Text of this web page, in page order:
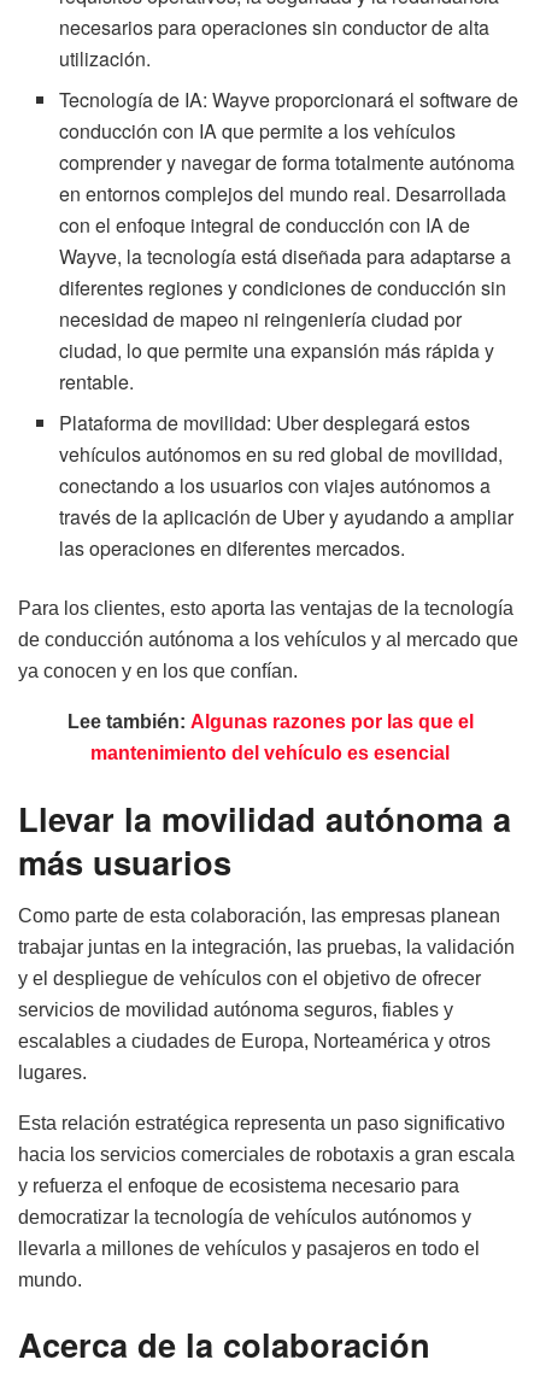
necesarios para operaciones sin conductor de alta
utilización.
Tecnología de IA: Wayve proporcionará el software de
conducción con IA que permite a los vehículos
comprender y navegar de forma totalmente autónoma
en entornos complejos del mundo real. Desarrollada
con el enfoque integral de conducción con IA de
Wayve, la tecnología está diseñada para adaptarse a
diferentes regiones y condiciones de conducción sin
necesidad de mapeo ni reingeniería ciudad por
ciudad, lo que permite una expansión más rápida y
rentable.
Plataforma de movilidad: Uber desplegará estos
vehículos autónomos en su red global de movilidad,
conectando a los usuarios con viajes autónomos a
través de la aplicación de Uber y ayudando a ampliar
las operaciones en diferentes mercados.
Para los clientes, esto aporta las ventajas de la tecnología
de conducción autónoma a los vehículos y al mercado que
ya conocen y en los que confían.
Lee también: Algunas razones por las que el
mantenimiento del vehículo es esencial
Llevar la movilidad autónoma a
más usuarios
Como parte de esta colaboración, las empresas planean
trabajar juntas en la integración, las pruebas, la validación
y el despliegue de vehículos con el objetivo de ofrecer
servicios de movilidad autónoma seguros, fiables y
escalables a ciudades de Europa, Norteamérica y otros
lugares.
Esta relación estratégica representa un paso significativo
hacia los servicios comerciales de robotaxis a gran escala
y refuerza el enfoque de ecosistema necesario para
democratizar la tecnología de vehículos autónomos y
llevarla a millones de vehículos y pasajeros en todo el
mundo.
Acerca de la colaboración